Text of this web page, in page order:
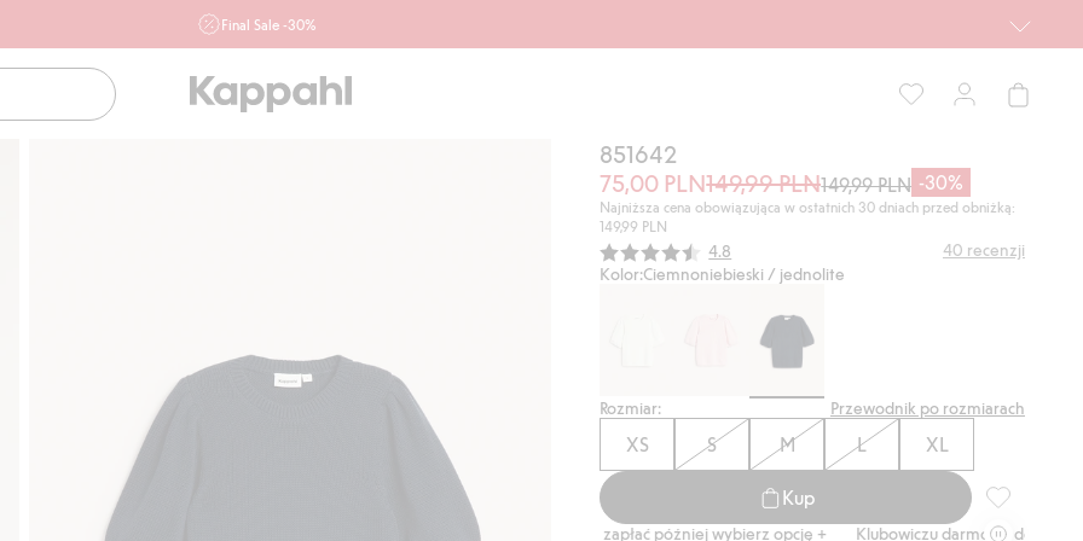
Final Sale -30%
ofertę, również z działu outlet do 10.8 w sklepach Kappahl i
Newbie oraz na kappahl.com. Ofert nie łączymy
851642
75,00 PLN149,99 PLN149,99 PLN -30%
Najniższa cena obowiązująca w ostatnich 30 dniach przed obniżką:
149,99 PLN
Średnia ocena:
4.8 40 recenzji
Kolor:Ciemnoniebieski / jednolite
Rozmiar: Przewodnik po rozmiarach
XS S M L XL
Kup
851642,
Kup teraz, a zapłać później wybierz opcję + Klubowiczu darmowa dostawa od 150 zł